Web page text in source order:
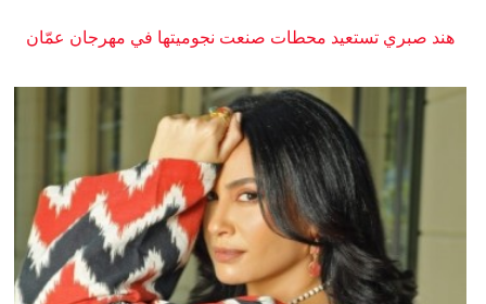
هند صبري تستعيد محطات صنعت نجوميتها في مهرجان عمّان